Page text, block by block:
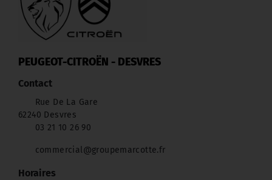
PEUGEOT-CITROËN - DESVRES
Contact
Rue De La Gare
62240 Desvres
03 21 10 26 90
commercial@groupemarcotte.fr
Horaires